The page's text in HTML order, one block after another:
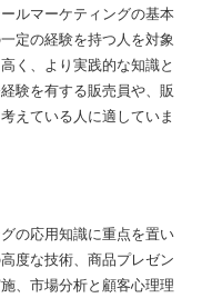
ルマーケティングの基本
定の経験を持つ人を対象
く、より実践的な知識と
験を有する販売員や、販
えている人に適していま
の応用知識に重点を置い
度な技術、商品プレゼン
、市場分析と顧客心理理